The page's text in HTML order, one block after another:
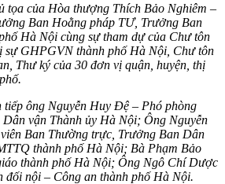
tọa của Hòa thượng Thích Bảo Nghiêm –
Ban Hoằng pháp TƯ, Trưởng Ban
Hà Nội cùng sự tham dự của Chư tôn
GHPGVN thành phố Hà Nội, Chư tôn
Thư ký của 30 đơn vị quận, huyện, thị
ông Nguyễn Huy Đệ – Phó phòng
vận Thành ủy Hà Nội; Ông Nguyễn
Ban Thường trực, Trưởng Ban Dân
thành phố Hà Nội; Bà Phạm Bảo
thành phố Hà Nội; Ông Ngô Chí Dược
đối nội – Công an thành phố Hà Nội.